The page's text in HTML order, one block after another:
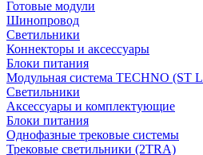
Готовые модули
Шинопровод
Светильники
Коннекторы и аксессуары
Блоки питания
Модульная система TECHNO (ST
Светильники
Аксессуары и комплектующие
Блоки питания
Однофазные трековые системы
Трековые светильники (2TRA)